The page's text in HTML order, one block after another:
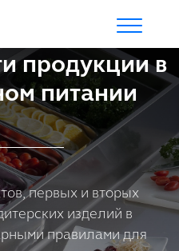
продукции в
питании
первых и вторых
изделий в
правилами для